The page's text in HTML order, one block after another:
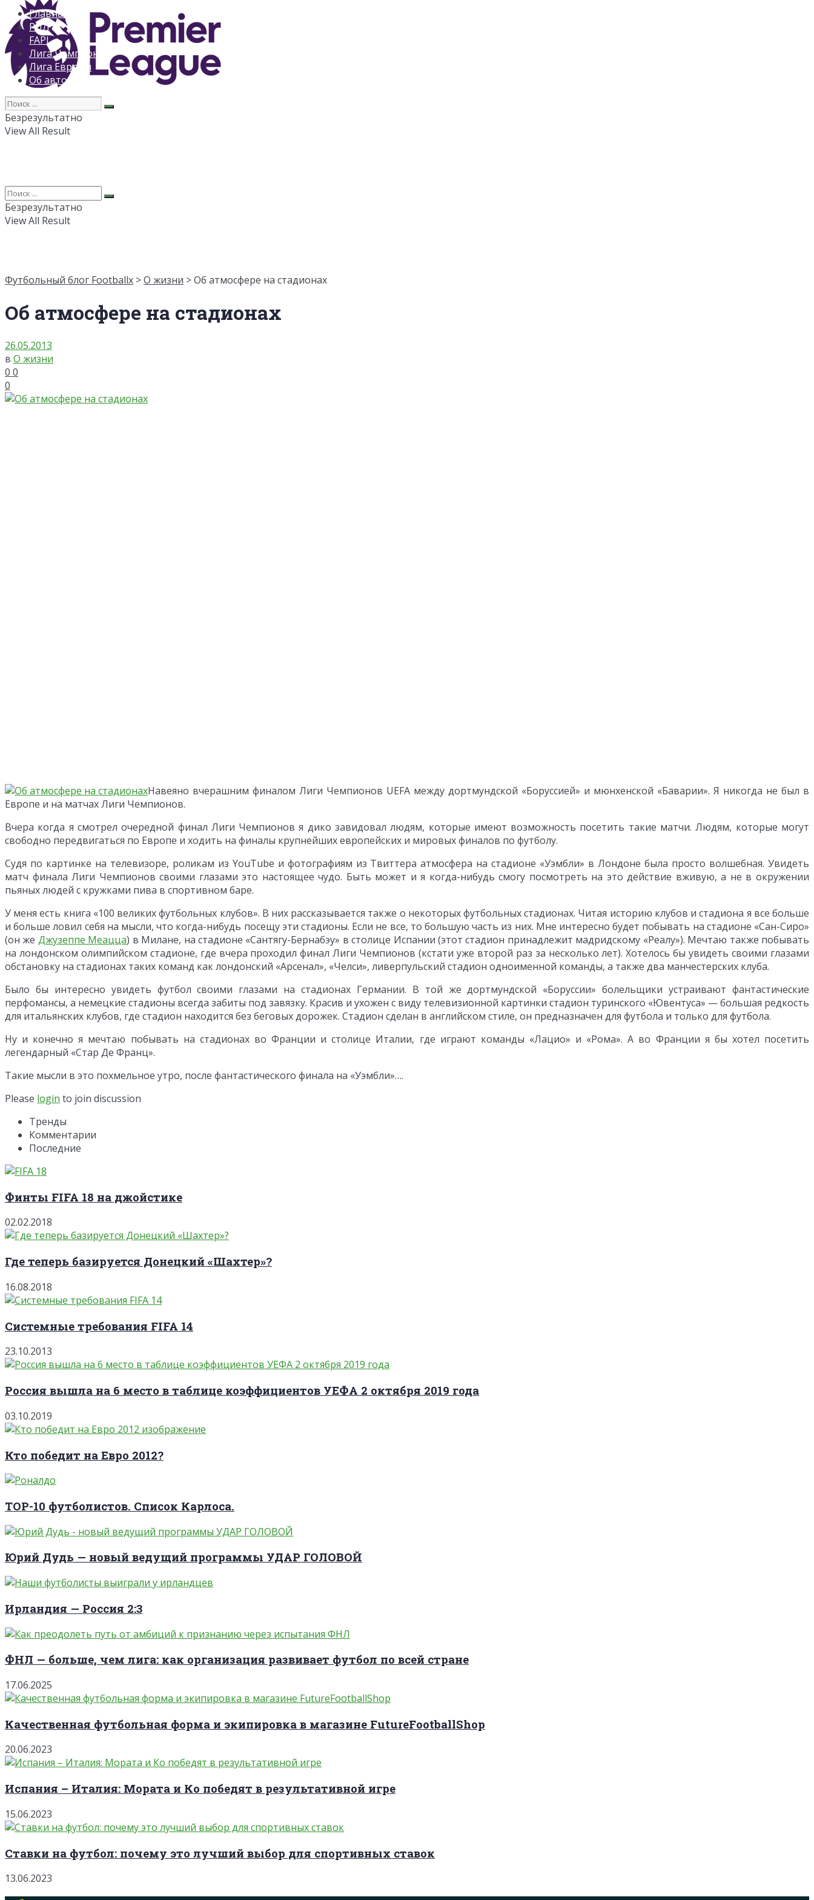
Главная
РПЛ
FAPL
Лига Чемпионов
Лига Европы
Об авторе
Безрезультатно
View All Result
Безрезультатно
View All Result
Футбольный блог Footballx >О жизни > Об атмосфере на стадионах
Об атмосфере на стадионах
26.05.2013
в О жизни
0 0
0
Навеяно вчерашним финалом Лиги Чемпионов UEFA между дортмундской «Боруссией» и мюнхенской «Баварии». Я никогда не был в
Европе и на матчах Лиги Чемпионов.
Вчера когда я смотрел очередной финал Лиги Чемпионов я дико завидовал людям, которые имеют возможность посетить такие матчи. Людям, которые могут
свободно передвигаться по Европе и ходить на финалы крупнейших европейских и мировых финалов по футболу.
Судя по картинке на телевизоре, роликам из YouTube и фотографиям из Твиттера атмосфера на стадионе «Уэмбли» в Лондоне была просто волшебная. Увидеть
матч финала Лиги Чемпионов своими глазами это настоящее чудо. Быть может и я когда-нибудь смогу посмотреть на это действие вживую, а не в окружении
пьяных людей с кружками пива в спортивном баре.
У меня есть книга «100 великих футбольных клубов». В них рассказывается также о некоторых футбольных стадионах. Читая историю клубов и стадиона я все больше
и больше ловил себя на мысли, что когда-нибудь посещу эти стадионы. Если не все, то большую часть из них. Мне интересно будет побывать на стадионе «Сан-Сиро»
(он же Джузеппе Меацца) в Милане, на стадионе «Сантягу-Бернабэу» в столице Испании (этот стадион принадлежит мадридскому «Реалу»). Мечтаю также побывать
на лондонском олимпийском стадионе, где вчера проходил финал Лиги Чемпионов (кстати уже второй раз за несколько лет). Хотелось бы увидеть своими глазами
обстановку на стадионах таких команд как лондонский «Арсенал», «Челси», ливерпульский стадион одноименной команды, а также два манчестерских клуба.
Было бы интересно увидеть футбол своими глазами на стадионах Германии. В той же дортмундской «Боруссии» болельщики устраивают фантастические
перфомансы, а немецкие стадионы всегда забиты под завязку. Красив и ухожен с виду телевизионной картинки стадион туринского «Ювентуса» — большая редкость
для итальянских клубов, где стадион находится без беговых дорожек. Стадион сделан в английском стиле, он предназначен для футбола и только для футбола.
Ну и конечно я мечтаю побывать на стадионах во Франции и столице Италии, где играют команды «Лацио» и «Рома». А во Франции я бы хотел посетить
легендарный «Стар Де Франц».
Такие мысли в это похмельное утро, после фантастического финала на «Уэмбли»….
Please login to join discussion
Тренды
Комментарии
Последние
Финты FIFA 18 на джойстике
02.02.2018
Где теперь базируется Донецкий «Шахтер»?
16.08.2018
Системные требования FIFA 14
23.10.2013
Россия вышла на 6 место в таблице коэффициентов УЕФА 2 октября 2019 года
03.10.2019
Кто победит на Евро 2012?
TOP-10 футболистов. Список Карлоса.
Юрий Дудь — новый ведущий программы УДАР ГОЛОВОЙ
Ирландия — Россия 2:3
ФНЛ — больше, чем лига: как организация развивает футбол по всей стране
17.06.2025
Качественная футбольная форма и экипировка в магазине FutureFootballShop
20.06.2023
Испания – Италия: Мората и Ко победят в результативной игре
15.06.2023
Ставки на футбол: почему это лучший выбор для спортивных ставок
13.06.2023